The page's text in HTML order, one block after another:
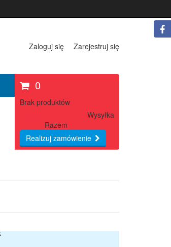
Zaloguj się Zarejestruj się
0
Brak produktów
Wysyłka
Razem
Realizuj zamówienie